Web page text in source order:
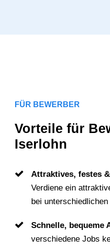
FÜR BEWERBER
Vorteile für
Iserlohn
Attraktives, festes
Verdiene ein
bei
Schnelle, bequeme
verschiedene Jobs